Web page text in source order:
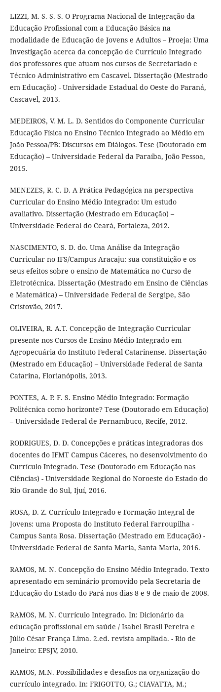
LIZZI, M. S. S. S. O Programa Nacional de Integração da
Educação Profissional com a Educação Básica na
modalidade de Educação de Jovens e Adultos – Proeja: Uma
Investigação acerca da concepção de Currículo Integrado
dos professores que atuam nos cursos de Secretariado e
Técnico Administrativo em Cascavel. Dissertação (Mestrado
em Educação) - Universidade Estadual do Oeste do Paraná,
Cascavel, 2013.
MEDEIROS, V. M. L. D. Sentidos do Componente Curricular
Educação Física no Ensino Técnico Integrado ao Médio em
João Pessoa/PB: Discursos em Diálogos. Tese (Doutorado em
Educação) – Universidade Federal da Paraíba, João Pessoa,
2015.
MENEZES, R. C. D. A Prática Pedagógica na perspectiva
Curricular do Ensino Médio Integrado: Um estudo
avaliativo. Dissertação (Mestrado em Educação) –
Universidade Federal do Ceará, Fortaleza, 2012.
NASCIMENTO, S. D. do. Uma Análise da Integração
Curricular no IFS/Campus Aracaju: sua constituição e os
seus efeitos sobre o ensino de Matemática no Curso de
Eletrotécnica. Dissertação (Mestrado em Ensino de Ciências
e Matemática) – Universidade Federal de Sergipe, São
Cristovão, 2017.
OLIVEIRA, R. A.T. Concepção de Integração Curricular
presente nos Cursos de Ensino Médio Integrado em
Agropecuária do Instituto Federal Catarinense. Dissertação
(Mestrado em Educação) – Universidade Federal de Santa
Catarina, Florianópolis, 2013.
PONTES, A. P. F. S. Ensino Médio Integrado: Formação
Politécnica como horizonte? Tese (Doutorado em Educação)
– Universidade Federal de Pernambuco, Recife, 2012.
RODRIGUES, D. D. Concepções e práticas integradoras dos
docentes do IFMT Campus Cáceres, no desenvolvimento do
Currículo Integrado. Tese (Doutorado em Educação nas
Ciências) - Universidade Regional do Noroeste do Estado do
Rio Grande do Sul, Ijuí, 2016.
ROSA, D. Z. Currículo Integrado e Formação Integral de
Jovens: uma Proposta do Instituto Federal Farroupilha -
Campus Santa Rosa. Dissertação (Mestrado em Educação) -
Universidade Federal de Santa Maria, Santa Maria, 2016.
RAMOS, M. N. Concepção do Ensino Médio Integrado. Texto
apresentado em seminário promovido pela Secretaria de
Educação do Estado do Pará nos dias 8 e 9 de maio de 2008.
RAMOS, M. N. Currículo Integrado. In: Dicionário da
educação profissional em saúde / Isabel Brasil Pereira e
Júlio César França Lima. 2.ed. revista ampliada. - Rio de
Janeiro: EPSJV, 2010.
RAMOS, M.N. Possibilidades e desafios na organização do
currículo integrado. In: FRIGOTTO, G.; CIAVATTA, M.;